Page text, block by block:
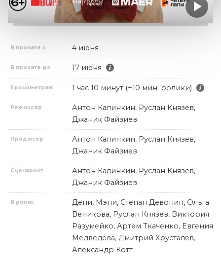
В прокате с 4 июня
В прокате до 17 июня
Хронометраж 1 час 10 минут (+10 мин. ролики)
Режиссер
Антон Калинкин, Руслан Князев,
Джаник Файзиев
Продюсер
Антон Калинкин, Руслан Князев,
Джаник Файзиев
Сценарист
Антон Калинкин, Руслан Князев,
Джаник Файзиев
В ролях
Дени, Мэни, Степан Девонин, Ольга
Веникова, Руслан Князев, Виктория
Разумейко, Артём Ткаченко, Евгения
Медведева, Дмитрий Хрусталев,
Александр Котт